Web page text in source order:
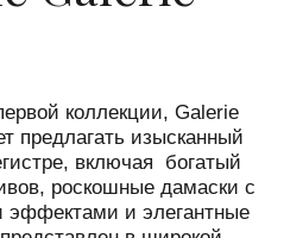
коллекции, Galerie
предлагать изысканный
включая богатый
роскошные дамаски с
эффектами и элегантные